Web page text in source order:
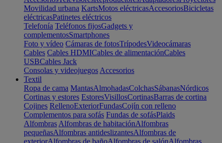
Movilidad urbana KartsMotos eléctricasAccesoriosBicicletas
eléctricasPatinetes eléctricos
Telefonía Teléfonos fijosGadgets y
complementosSmartphones
Foto y vídeo Cámaras de fotosTrípodesVideocámaras
Cables Cables HDMICables de alimentaciónCables
USBCables Jack
Consolas y videojuegos Accesorios
Textil
Ropa de cama MantasAlmohadasColchasSábanasNórdicos
Cortinas y estores EstoresVisillosCortinasBarras de cortina
Cojines RellenoExteriorFundasCojín con relleno
Complementos para sofás Fundas de sofásPlaids
Alfombras Alfombras de habitaciónAlfombras
pequeñasAlfombras antideslizantesAlfombras de
exteriorAlfombras de bañoAlfombras de salónAlfombras